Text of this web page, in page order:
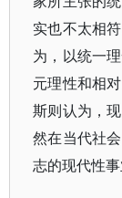
实也不太相
为，以统一
元理性和相
斯则认为，
然在当代社
志的现代性事